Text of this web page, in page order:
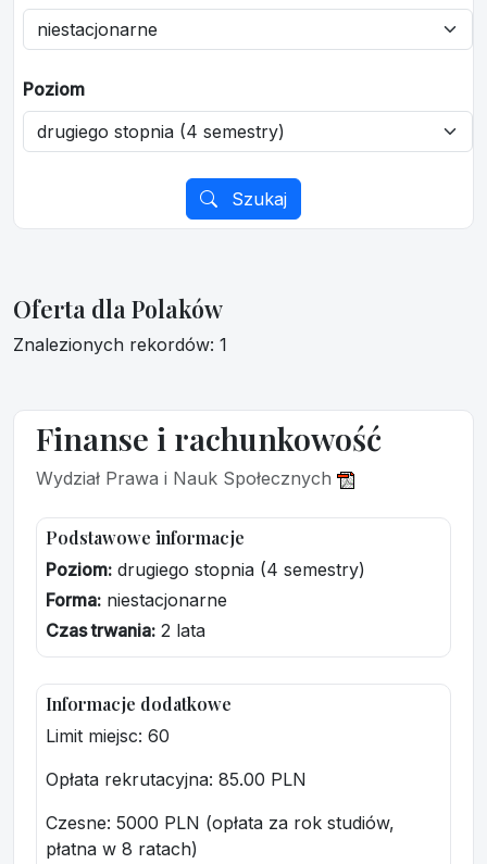
Poziom
Szukaj
Oferta dla Polaków
Znalezionych rekordów: 1
Finanse i rachunkowość
Wydział Prawa i Nauk Społecznych
Podstawowe informacje
Poziom: drugiego stopnia (4 semestry)
Forma: niestacjonarne
Czas trwania: 2 lata
Informacje dodatkowe
Limit miejsc: 60
Opłata rekrutacyjna: 85.00 PLN
Czesne: 5000 PLN (opłata za rok studiów,
płatna w 8 ratach)